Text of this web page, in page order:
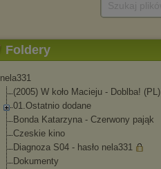
Foldery
nela331
(2005) W koło Macieju - Doblba! (PL)
01.Ostatnio dodane
Bonda Katarzyna - Czerwony pająk
Czeskie kino
Diagnoza S04 - hasło nela331
Dokumenty